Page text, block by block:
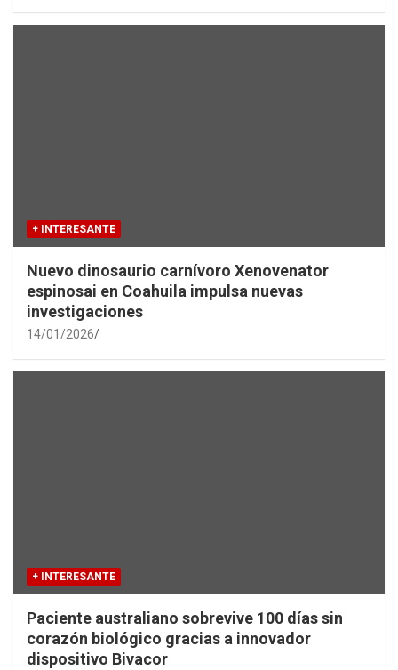
+ INTERESANTE
Nuevo dinosaurio carnívoro Xenovenator
espinosai en Coahuila impulsa nuevas
investigaciones
14/01/2026
+ INTERESANTE
Paciente australiano sobrevive 100 días sin
corazón biológico gracias a innovador
dispositivo Bivacor